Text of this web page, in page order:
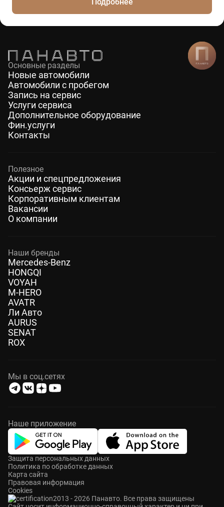
Основные разделы
Новые автомобили
Автомобили с пробегом
Запись на сервис
Услуги сервиса
Дополнительное оборудование
Фин.услуги
Контакты
Полезное
Акции и спецпредложения
Консьерж сервис
Корпоративным клиентам
Вакансии
О компании
Наши бренды
Mercedes-Benz
HONGQI
VOYAH
M-HERO
AVATR
Ли Авто
AURUS
SENAT
ROX
Мы в соц.сетях
Наше приложение
2013 - 2026 Панавто. Все права защищены
Защита персональных данных
Политика по обработке данных
Карта сайта
Правовая информация
Cookies